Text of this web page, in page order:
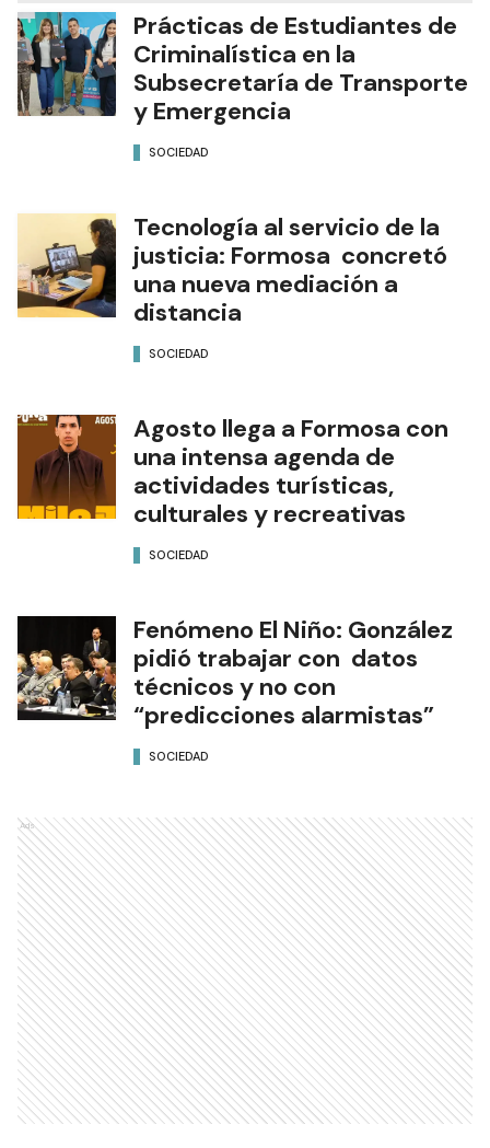
Prácticas de Estudiantes de
Criminalística en la
Subsecretaría de Transporte
y Emergencia
SOCIEDAD
Tecnología al servicio de la
justicia: Formosa concretó
una nueva mediación a
distancia
SOCIEDAD
Agosto llega a Formosa con
una intensa agenda de
actividades turísticas,
culturales y recreativas
SOCIEDAD
Fenómeno El Niño: González
pidió trabajar con datos
técnicos y no con
“predicciones alarmistas”
SOCIEDAD
Ads